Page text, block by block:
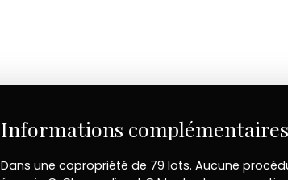
Informations complémentaires
Dans une copropriété de 79 lots. Aucune